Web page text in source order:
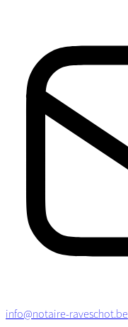
info@notaire-raveschot.be